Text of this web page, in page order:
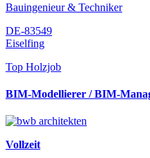
Bauingenieur & Techniker
DE-83549
Eiselfing
Top Holzjob
BIM-Modellierer / BIM-
Vollzeit